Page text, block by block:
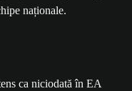
ca niciodată în EA